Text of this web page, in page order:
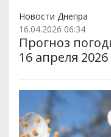
Новости Днепра
16.04.2026 06:34
Прогноз
16 апреля 2026